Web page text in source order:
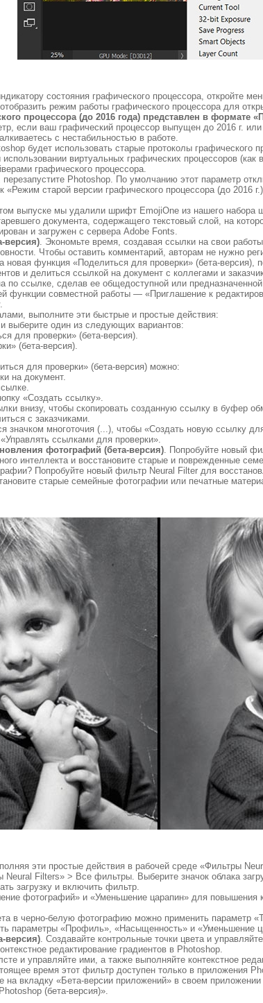
состояния графического процессора, откройте
режим работы графического процессора для
процессора (до 2016 года) представлен в формате
если ваш графический процессор выпущен до 2016 г.
с нестабильностью в работе.
будет использовать старые протоколы графического
использовании виртуальных графических процессоров
графического процессора.
Photoshop. По умолчанию этот параметр
старой версии графического процессора (до 2016
выпуске мы удалили шрифт EmojiOne из нашего набора
документа, содержащего текстовый слой, на
и загружен с сервера Adobe Fonts.
версия). Экономьте время, создавая ссылки на свои
Чтобы оставить комментарий, авторам не нужно
функция «Поделиться для проверки» (бета-версия),
и делиться ссылкой на документ с коллегами и
по ссылке, сделав ее общедоступной или
совместной работы — «Приглашение к
выполните эти быстрые и простые действия:
выберите один из следующих вариантов:
для проверки» (бета-версия).
(бета-версия).
для проверки» (бета-версия) можно:
на документ.
«Создать ссылку».
внизу, чтобы скопировать созданную ссылку в буфер
с заказчиками.
значком многоточия (...), чтобы «Создать новую ссылку
ссылками для проверки».
фотографий (бета-версия). Попробуйте новый
интеллекта и восстановите старые и поврежденные
Попробуйте новый фильтр Neural Filter для
старые семейные фотографии или печатные
эти простые действия в рабочей среде «Фильтры
Filters» > Все фильтры. Выберите значок облака
загрузку и включить фильтр.
фотографий» и «Уменьшение царапин» для повышения
в черно-белую фотографию можно применить параметр
параметры «Профиль», «Насыщенность» и «Уменьшение
версия). Создавайте контрольные точки цвета и
редактирование градиентов в Photoshop.
и управляйте ими, а также выполняйте контекстное
время этот фильтр доступен только в приложения
на вкладку «Бета-версии приложений» в своем
(бета-версия)».